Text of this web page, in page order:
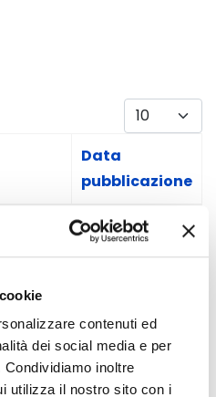
contenuti ed
dei social media e per
inoltre
utilizza il nostro sito con i
Visualizza #
Data
pubblicazione
16 Giugno 2021
12 Marzo 2021